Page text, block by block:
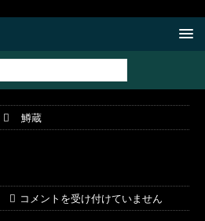
鱒蔵
コメントを受け付けていません